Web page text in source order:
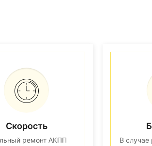
Скорость
ремонт АКПП
В